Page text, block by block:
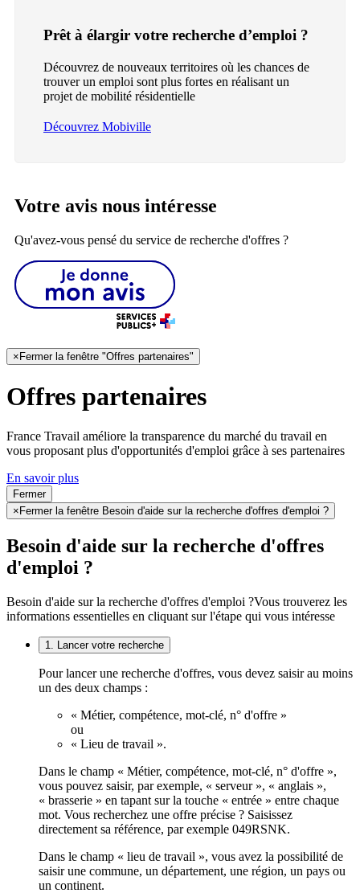
Prêt à élargir votre recherche d’emploi ?
Découvrez de nouveaux territoires où les chances de
trouver un emploi sont plus fortes en réalisant un
projet de mobilité résidentielle
Découvrez Mobiville
Votre avis nous intéresse
Qu'avez-vous pensé du service de recherche d'offres ?
× Fermer la fenêtre "Offres partenaires"
Offres partenaires
France Travail améliore la transparence du marché du travail en
vous proposant plus d'opportunités d'emploi grâce à ses partenaires
En savoir plus
Fermer
×Fermer la fenêtre Besoin d'aide sur la recherche d'offres d'emploi ?
Besoin d'aide sur la recherche d'offres
d'emploi ?
Besoin d'aide sur la recherche d'offres d'emploi ?Vous trouverez les
informations essentielles en cliquant sur l'étape qui vous intéresse
1. Lancer votre recherche
Pour lancer une recherche d'offres, vous devez saisir au moins
un des deux champs :
« Métier, compétence, mot-clé, n° d'offre »
ou
« Lieu de travail ».
Dans le champ « Métier, compétence, mot-clé, n° d'offre »,
vous pouvez saisir, par exemple, « serveur », « anglais »,
« brasserie » en tapant sur la touche « entrée » entre chaque
mot. Vous recherchez une offre précise ? Saisissez
directement sa référence, par exemple 049RSNK.
Dans le champ « lieu de travail », vous avez la possibilité de
saisir une commune, un département, une région, un pays ou
un continent.